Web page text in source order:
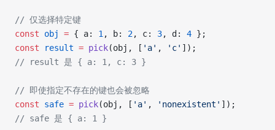
// 仅选择特定键
const obj = { a: 1 , b: 2, c: 3, d: 4 };
const result = pick(obj, [ 'a' , 'c' ]);
// result 是 { a: 1, c: 3 }
// 即使指定不存在的键也会被忽略
const safe = pick(obj, [ 'a' , 'nonexistent' ]);
// safe 是 { a: 1 }